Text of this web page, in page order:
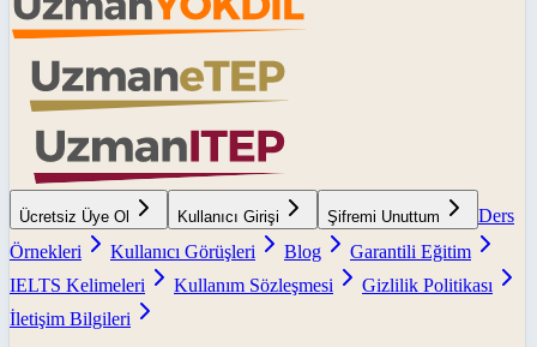
Ücretsiz Üye Ol Kullanıcı Girişi Şifremi Unuttum
Ders
Örnekleri
Kullanıcı Görüşleri Blog
Garantili Eğitim
IELTS Kelimeleri
Kullanım Sözleşmesi
Gizlilik Politikası
İletişim Bilgileri